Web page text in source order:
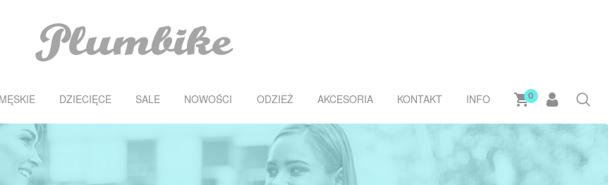
MĘSKIE DZIECIĘCE SALE NOWOŚCI ODZIEŻ AKCESORIA KONTAKT INFO 0